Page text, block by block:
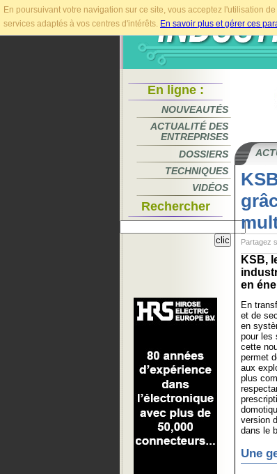
En poursuivant votre navigation sur ce site, vous acceptez l'utilisation
services adaptés à vos centres d'intérêts. En savoir plus et gérer ces
En ligne :
NOUVEAUTÉS
ACTUALITÉ DES
ENTREPRISES
DOSSIERS
TECHNIQUES
VIDÉOS
Rechercher
Partagez
KSB,
en
En
et de
en
pour les
cette
permet
aux
plus
version
dans le
Une